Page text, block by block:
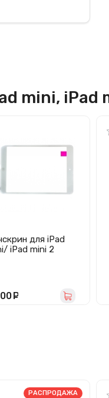
mini, iPad
для iPad
iPad mini 2
(белый) -
руб.
РАСПРОДАЖА